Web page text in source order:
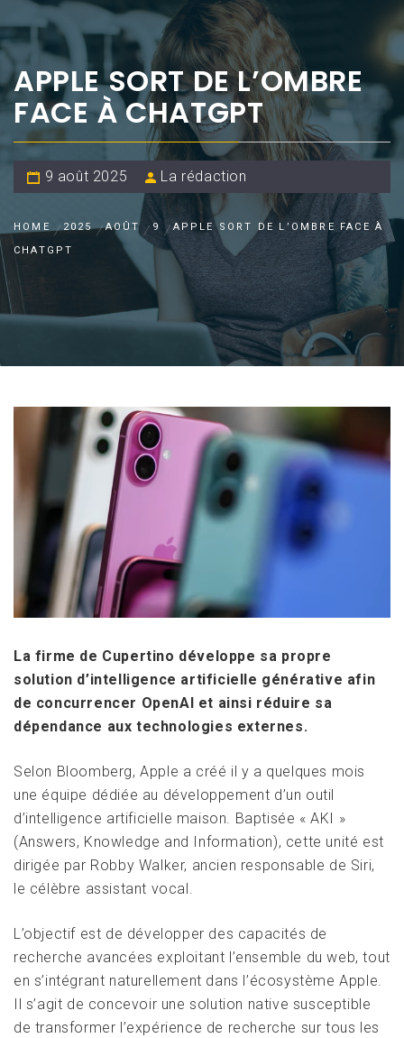
APPLE SORT DE L’OMBRE
FACE À CHATGPT
9 août 2025 La rédaction
HOME 2025 AOÛT 9
APPLE SORT DE L’OMBRE FACE À
CHATGPT
La firme de Cupertino développe sa propre
solution d’intelligence artificielle générative afin
de concurrencer OpenAI et ainsi réduire sa
dépendance aux technologies externes.
Selon Bloomberg, Apple a créé il y a quelques mois
une équipe dédiée au développement d’un outil
d’intelligence artificielle maison. Baptisée « AKI »
(Answers, Knowledge and Information), cette unité est
dirigée par Robby Walker, ancien responsable de Siri,
le célèbre assistant vocal.
L’objectif est de développer des capacités de
recherche avancées exploitant l’ensemble du web, tout
en s’intégrant naturellement dans l’écosystème Apple.
Il s’agit de concevoir une solution native susceptible
de transformer l’expérience de recherche sur tous les